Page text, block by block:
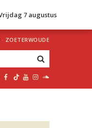
7 augustus
· ZOETERWOUDE